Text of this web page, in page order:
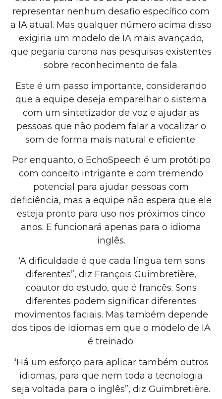
representar nenhum desafio específico com
a IA atual. Mas qualquer número acima disso
exigiria um modelo de IA mais avançado,
que pegaria carona nas pesquisas existentes
sobre reconhecimento de fala.
Este é um passo importante, considerando
que a equipe deseja emparelhar o sistema
com um sintetizador de voz e ajudar as
pessoas que não podem falar a vocalizar o
som de forma mais natural e eficiente.
Por enquanto, o EchoSpeech é um protótipo
com conceito intrigante e com tremendo
potencial para ajudar pessoas com
deficiência, mas a equipe não espera que ele
esteja pronto para uso nos próximos cinco
anos. E funcionará apenas para o idioma
inglês.
“A dificuldade é que cada língua tem sons
diferentes”, diz François Guimbretière,
coautor do estudo, que é francês. Sons
diferentes podem significar diferentes
movimentos faciais. Mas também depende
dos tipos de idiomas em que o modelo de IA
é treinado.
“Há um esforço para aplicar também outros
idiomas, para que nem toda a tecnologia
seja voltada para o inglês”, diz Guimbretière.